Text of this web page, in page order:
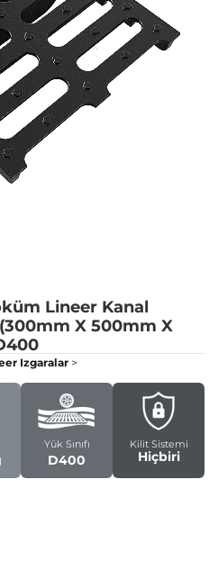
Lineer Kanal
(300mm X 500mm X
Izgaralar >
Yük Sınıfı
D400
Kilit Sistemi
Hiçbiri